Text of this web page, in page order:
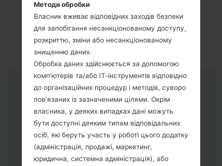
Інструкції
Методи обробки
Власник вживає відповідних заходів безпеки
для запобігання несанкціонованому доступу,
розкриттю, зміни або несанкціонованому
знищенню даних.
Обробка даних здійснюється за допомогою
комп’ютерів та/або ІТ-інструментів відповідно
до організаційних процедур і методів, суворо
пов’язаних із зазначеними цілями. Окрім
власника, у деяких випадках дані можуть
бути доступні деяким типам відповідальних
осіб, які беруть участь у роботі цього додатку
(адміністрація, продажі, маркетинг,
юридична, системна адміністрація), або